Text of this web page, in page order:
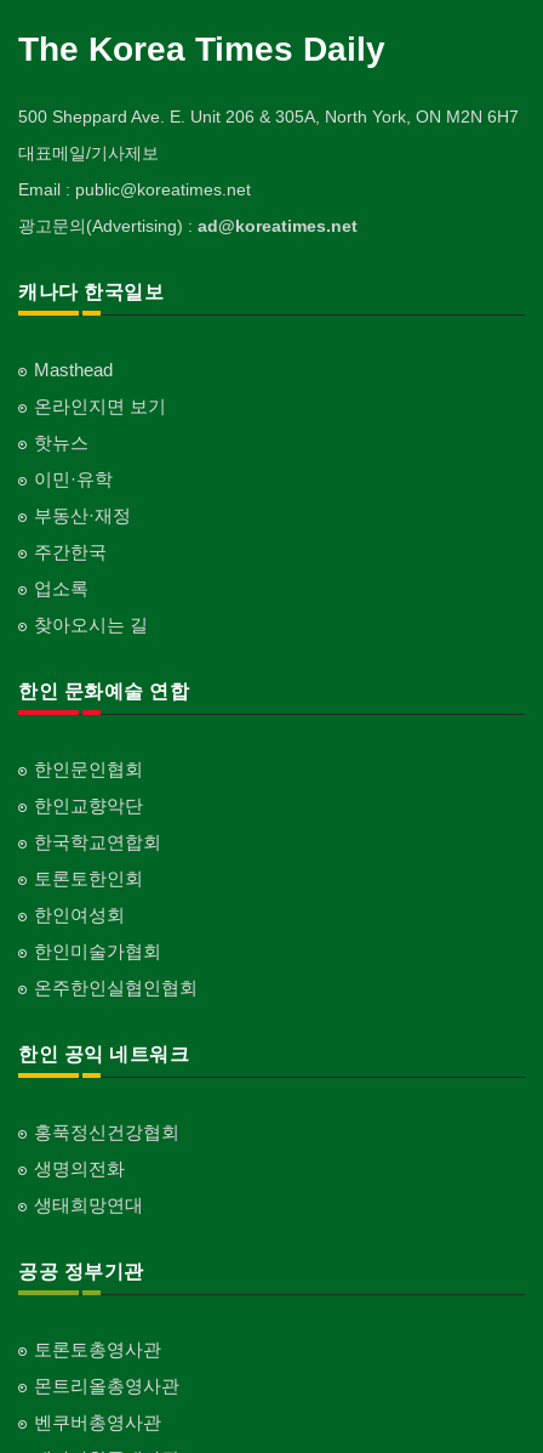
The Korea Times Daily
500 Sheppard Ave. E. Unit 206 & 305A, North York, ON M2N 6H7
대표메일/기사제보
Email : public@koreatimes.net
광고문의(Advertising) : ad@koreatimes.net
캐나다 한국일보
Masthead
온라인지면 보기
핫뉴스
이민·유학
부동산·재정
주간한국
업소록
찾아오시는 길
한인 문화예술 연합
한인문인협회
한인교향악단
한국학교연합회
토론토한인회
한인여성회
한인미술가협회
온주한인실협인협회
한인 공익 네트워크
홍푹정신건강협회
생명의전화
생태희망연대
공공 정부기관
토론토총영사관
몬트리올총영사관
벤쿠버총영사관